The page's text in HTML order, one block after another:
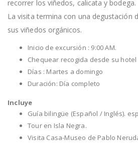
recorrer los viñedos, calicata y bodega.
La visita termina con una degustación
sus viñedos orgánicos.
Inicio de excursión : 9:00 AM.
Chequear recogida desde su hotel
Días : Martes a domingo
Duración: Día completo
Incluye
Guía bilingüe (Español / Inglés).
Tour en Isla Negra.
Visita Casa-Museo de Pablo